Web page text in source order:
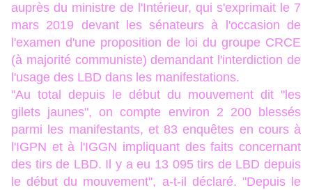
auprès du ministre de l'Intérieur, qui s'exprimait le 7
mars 2019 devant les sénateurs à l'occasion de
l'examen d'une proposition de loi du groupe CRCE
(à majorité communiste) demandant l'interdiction de
l'usage des LBD dans les manifestations.
"Au total depuis le début du mouvement dit "les
gilets jaunes", on compte environ 2 200 blessés
parmi les manifestants, et 83 enquêtes en cours à
l'IGPN et à l'IGGN impliquant des faits concernant
des tirs de LBD. Il y a eu 13 095 tirs de LBD depuis
le début du mouvement", a-t-il déclaré. "Depuis le